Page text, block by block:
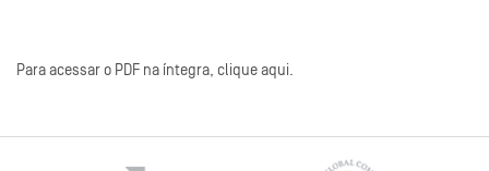
Para acessar o PDF na íntegra, clique aqui.